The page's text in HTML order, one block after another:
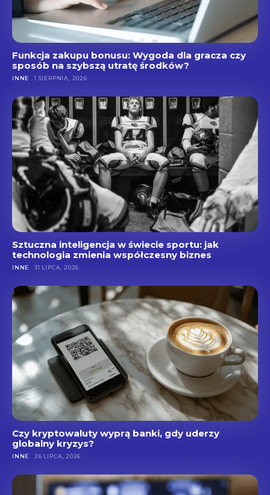
Funkcja zakupu bonusu: Wygoda dla gracza czy
sposób na szybszą utratę środków?
INNE 1 SIERPNIA, 2026
Sztuczna inteligencja w świecie sportu: jak
technologia zmienia współczesny biznes
INNE 31 LIPCA, 2026
Czy kryptowaluty wyprą banki, gdy uderzy
globalny kryzys?
INNE 26 LIPCA, 2026